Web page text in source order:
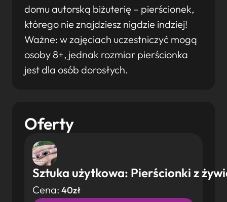
domu autorską biżuterię – pierścionek,
którego nie znajdziesz nigdzie indziej!
Ważne: w zajęciach uczestniczyć mogą
osoby 8+, jednak rozmiar pierścionka
jest dla osób dorosłych.
Oferty
Sztuka użytkowa: Pierścionki z
Cena: 40zł